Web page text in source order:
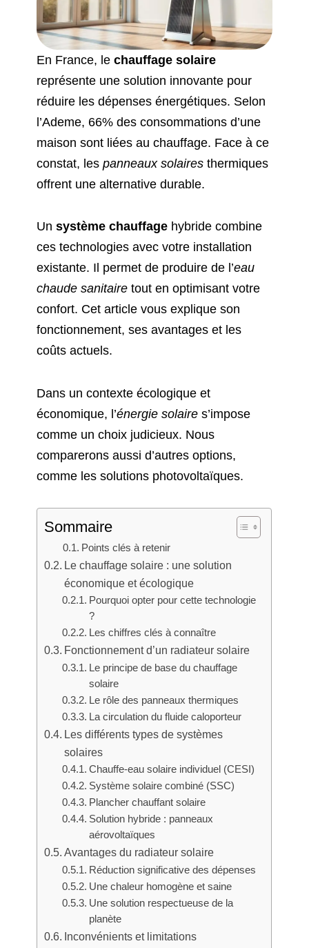
En France, lechauffage solaire
représente une solution innovante pour
réduire les dépenses énergétiques. Selon
l’Ademe, 66% des consommations d’une
maison sont liées au chauffage. Face à ce
constat, lespanneaux solaires thermiques
offrent une alternative durable.
Unsystème chauffage hybride combine
ces technologies avec votre installation
existante. Il permet de produire de l’eau
chaude sanitaire tout en optimisant votre
confort. Cet article vous explique son
fonctionnement, ses avantages et les
coûts actuels.
Dans un contexte écologique et
économique, l’énergie solaire s’impose
comme un choix judicieux. Nous
comparerons aussi d’autres options,
comme les solutions photovoltaïques.
Sommaire
Points clés à retenir
Le chauffage solaire : une solution
économique et écologique
Pourquoi opter pour cette technologie
?
Les chiffres clés à connaître
Fonctionnement d’un radiateur solaire
Le principe de base du chauffage
solaire
Le rôle des panneaux thermiques
La circulation du fluide caloporteur
Les différents types de systèmes
solaires
Chauffe-eau solaire individuel (CESI)
Système solaire combiné (SSC)
Plancher chauffant solaire
Solution hybride : panneaux
aérovoltaïques
Avantages du radiateur solaire
Réduction significative des dépenses
Une chaleur homogène et saine
Une solution respectueuse de la
planète
Inconvénients et limitations